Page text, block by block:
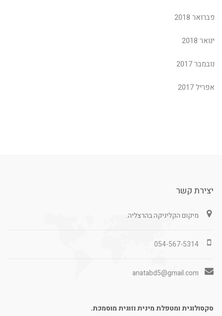
פברואר 2018
ינואר 2018
נובמבר 2017
אפריל 2017
יצירת קשר
מיקום הקליניקה בהרצליה.
054-567-5314
anatabd5@gmail.com
סקסולוגית ומטפלת מינית וזוגית מוסמכת.